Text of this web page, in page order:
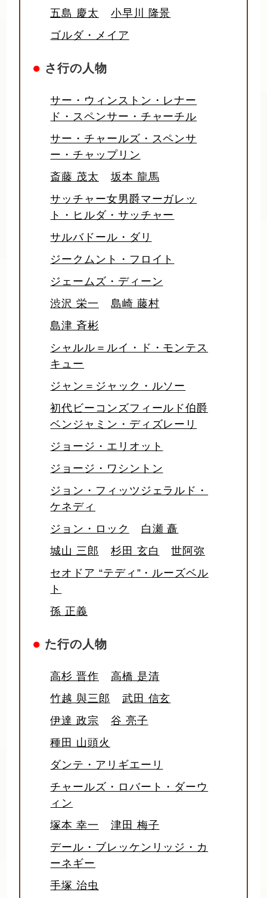
五島 慶太
小早川 隆景
ゴルダ・メイア
● さ行の人物
サー・ウィンストン・レナー
ド・スペンサー・チャーチル
サー・チャールズ・スペンサ
ー・チャップリン
斎藤 茂太
坂本 龍馬
サッチャー女男爵マーガレッ
ト・ヒルダ・サッチャー
サルバドール・ダリ
ジークムント・フロイト
ジェームズ・ディーン
渋沢 栄一
島崎 藤村
島津 斉彬
シャルル＝ルイ・ド・モンテス
キュー
ジャン＝ジャック・ルソー
初代ビーコンズフィールド伯爵
ベンジャミン・ディズレーリ
ジョージ・エリオット
ジョージ・ワシントン
ジョン・フィッツジェラルド・
ケネディ
ジョン・ロック
白瀬 矗
城山 三郎
杉田 玄白
世阿弥
セオドア “テディ”・ルーズベル
ト
孫 正義
● た行の人物
高杉 晋作
高橋 是清
竹越 與三郎
武田 信玄
伊達 政宗
谷 亮子
種田 山頭火
ダンテ・アリギエーリ
チャールズ・ロバート・ダーウ
ィン
塚本 幸一
津田 梅子
デール・ブレッケンリッジ・カ
ーネギー
手塚 治虫